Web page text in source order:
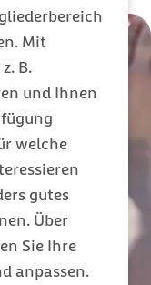
Mit
B.
und Ihnen
welche
gutes
Über
Sie Ihre
anpassen.